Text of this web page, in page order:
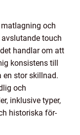
och
touch
handlar om att
konsistens till
en stor skillnad.
och
inklusive typer,
historiska för-